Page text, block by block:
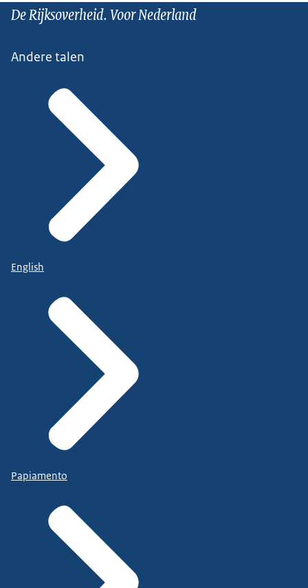
De Rijksoverheid. Voor Nederland
Andere talen
English
Papiamento